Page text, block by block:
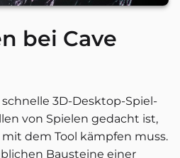
bei Cave
3D-Desktop-Spiel-
von Spielen gedacht ist,
dem Tool kämpfen muss.
Bausteine einer